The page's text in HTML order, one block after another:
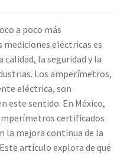
México
– Elekmed México
México
México
a poco más
eléctricas es
la seguridad y la
Los amperímetros,
eléctrica, son
este sentido. En México,
certificados
la mejora continua de la
artículo explora de qué